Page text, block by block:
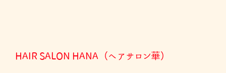
HAIR SALON HANA（ヘアサロン華）